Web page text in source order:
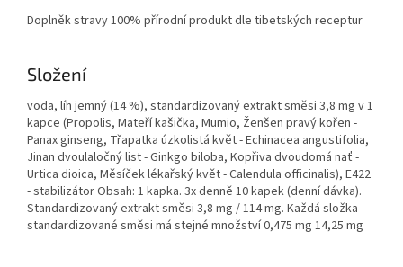
Doplněk stravy 100% přírodní produkt dle tibetských receptur
Složení
voda, líh jemný (14 %), standardizovaný extrakt směsi 3,8 mg v 1
kapce (Propolis, Mateří kašička, Mumio, Ženšen pravý kořen -
Panax ginseng, Třapatka úzkolistá květ - Echinacea angustifolia,
Jinan dvoulaločný list - Ginkgo biloba, Kopřiva dvoudomá nať -
Urtica dioica, Měsíček lékařský květ - Calendula officinalis), E422
- stabilizátor Obsah: 1 kapka. 3x denně 10 kapek (denní dávka).
Standardizovaný extrakt směsi 3,8 mg / 114 mg. Každá složka
standardizované směsi má stejné množství 0,475 mg 14,25 mg